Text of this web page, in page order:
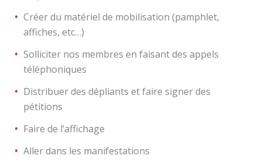
Créer du matériel de mobilisation (pamphlet,
affiches, etc…)
Solliciter nos membres en faisant des appels
téléphoniques
Distribuer des dépliants et faire signer des
pétitions
Faire de l’affichage
Aller dans les manifestations